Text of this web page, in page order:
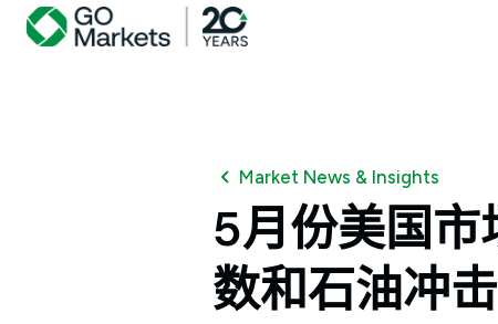
Market News & Insights
5月份美国市
数和石油冲击